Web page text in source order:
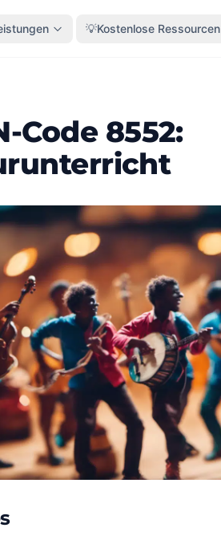
💡Kostenlose Ressourcen
8552: Kulturunterricht
Code 8552: